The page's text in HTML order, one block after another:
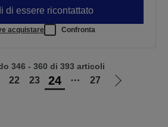
di essere ricontattato
acquistare Confronta
22 23 24 ⋯ 27
Vai
346 - 360 di 393 articoli